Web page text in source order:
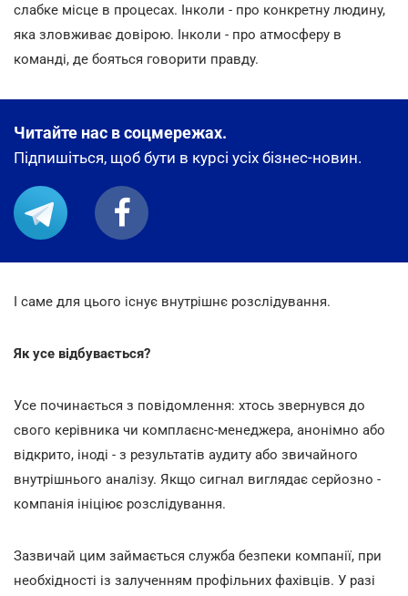
слабке місце в процесах. Інколи - про конкретну людину,
яка зловживає довірою. Інколи - про атмосферу в
команді, де бояться говорити правду.
Читайте нас в соцмережах.
Підпишіться, щоб бути в курсі усіх бізнес-новин.
І саме для цього існує внутрішнє розслідування.
Як усе відбувається?
Усе починається з повідомлення: хтось звернувся до
свого керівника чи комплаєнс-менеджера, анонімно або
відкрито, іноді - з результатів аудиту або звичайного
внутрішнього аналізу. Якщо сигнал виглядає серйозно -
компанія ініціює розслідування.
Зазвичай цим займається служба безпеки компанії, при
необхідності із залученням профільних фахівців. У разі